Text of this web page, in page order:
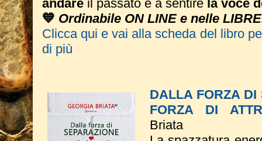
andare il passato e a sentire la voce
💙 Ordinabile ON LINE e nelle
Clicca qui e vai alla scheda del libro
di più
DALLA FORZA
FORZA DI
Briata